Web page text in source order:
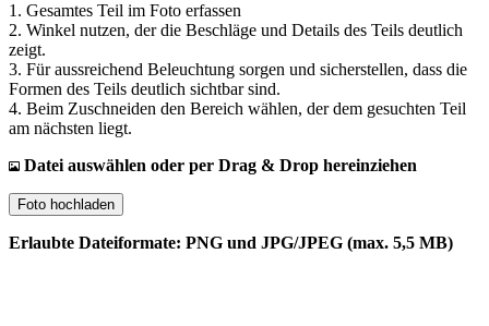
1. Gesamtes Teil im Foto erfassen
2. Winkel nutzen, der die Beschläge und Details des Teils deutlich
zeigt.
3. Für aussreichend Beleuchtung sorgen und sicherstellen, dass die
Formen des Teils deutlich sichtbar sind.
4. Beim Zuschneiden den Bereich wählen, der dem gesuchten Teil
am nächsten liegt.
Datei auswählen oder per Drag & Drop hereinziehen
Foto hochladen
Erlaubte Dateiformate: PNG und JPG/JPEG (max. 5,5 MB)